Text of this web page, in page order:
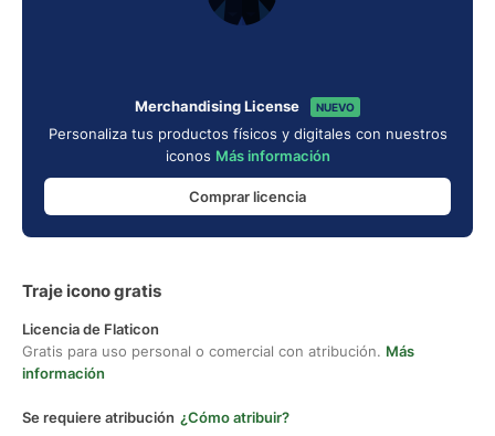
Merchandising License NUEVO
Personaliza tus productos físicos y digitales con nuestros
iconos Más información
Comprar licencia
Traje icono gratis
Licencia de Flaticon
Gratis para uso personal o comercial con atribución. Más
información
Se requiere atribución ¿Cómo atribuir?